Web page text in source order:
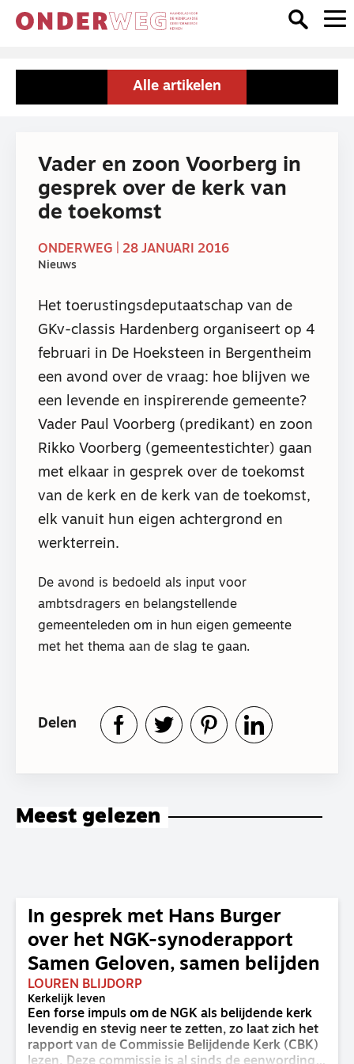
Alle artikelen
Vader en zoon Voorberg in
gesprek over de kerk van
de toekomst
ONDERWEG | 28 JANUARI 2016
Nieuws
Het toerustingsdeputaatschap van de
GKv-classis Hardenberg organiseert op 4
februari in De Hoeksteen in Bergentheim
een avond over de vraag: hoe blijven we
een levende en inspirerende gemeente?
Vader Paul Voorberg (predikant) en zoon
Rikko Voorberg (gemeentestichter) gaan
met elkaar in gesprek over de toekomst
van de kerk en de kerk van de toekomst,
elk vanuit hun eigen achtergrond en
werkterrein.
De avond is bedoeld als input voor
ambtsdragers en belangstellende
gemeenteleden om in hun eigen gemeente
met het thema aan de slag te gaan.
Delen
Meest gelezen
In gesprek met Hans Burger
over het NGK-synoderapport
Samen Geloven, samen belijden
LOUREN BLIJDORP
Kerkelijk leven
Een forse impuls om de NGK als belijdende kerk
levendig en stevig neer te zetten, zo laat zich het
rapport van de Commissie Belijdende Kerk (CBK)
lezen. Deze commissie is al sinds de eenwording